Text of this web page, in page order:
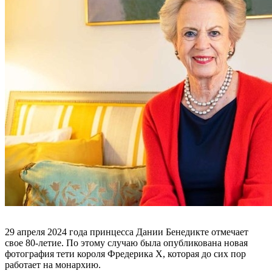
29 апреля 2024 года принцесса Дании Бенедикте отмечает
свое 80-летие. По этому случаю была опубликована новая
фотография тети короля Фредерика X, которая до сих пор
работает на монархию.